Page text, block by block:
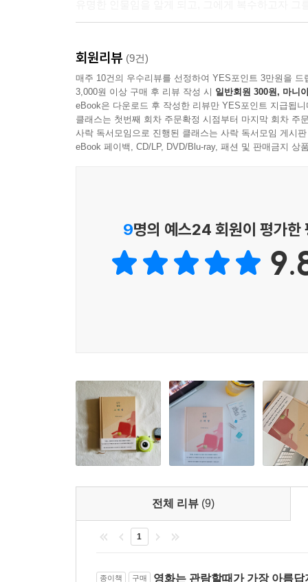
있을까. 그의 얼굴이 화끈해지도록 일침을 가하
샘솟았다. _55쪽
처참한 성적으로 막을 내린 첫 장편영화 이후
조롱하는 동시에 자신의 인생을 바꿀 ‘원찬스’
1990년대 멜로 영화 〈초록 사과〉의 조감독 출
과연 이 작업은 순조롭게 진행될 수 있을까?
성취해내며 살고 있는 듯 보이는 동기들 사이에
나이에도 영화감독의 꿈을 품고 있는 고태경은
오랫동안 준비‘만’ 하고 있는 가망 없는 지망생
무시‘당할 만한’ 존재로 비추어진다. 하지만 고
누가 이 사람들을 감히 실패했다고 말할 수 있지?
꿈꿔온 것과 다른 현실에 좌절하고 절망하면서
정말 사랑해. 나는 영화를 정말 사랑해”(133쪽)
똘똘 뭉친 악의적인 인간으로 의심되던 고태경
사람도 패배자나 실패자로 함부로 규정할 수 없음
“우리의 삶이 영화 같은 줄 알았는데…… 오케이는
회원리뷰 (9건)
매주 10건의 우수리뷰를 선정하여 YES포인트 3만원을 드
3,000원 이상 구매 후 리뷰 작성 시 일반회원 300원, 마니
eBook은 다운로드 후 작성한 리뷰만 YES포인트 지급됩니
클래스는 첫번째 회차 주문확정 시점부터 마지막 회차 주
사락 독서모임으로 진행된 클래스는 사락 독서모임 게시
eBook 페이백, CD/LP, DVD/Blu-ray, 패션 및 판매금지 상
9명의 예스24 회원이 평가한
전체 리뷰 (9)
1
종이책 구매 영화는 관람할때가 가장 아름답